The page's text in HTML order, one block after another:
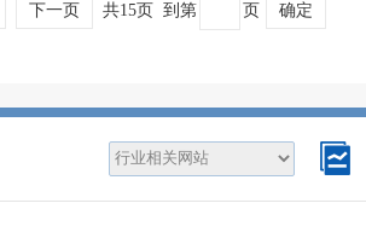
下一页 共15页 到第 页 确定